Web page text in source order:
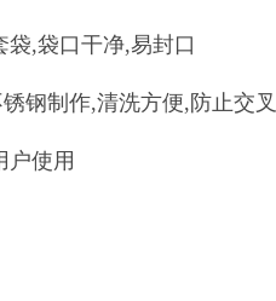
,袋口干净,易封口
钢制作,清洗方便,防止交
户使用